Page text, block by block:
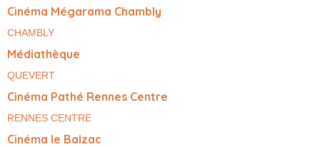
Cinéma Mégarama Chambly
CHAMBLY
Médiathèque
QUEVERT
Cinéma Pathé Rennes Centre
RENNES CENTRE
Cinéma le Balzac